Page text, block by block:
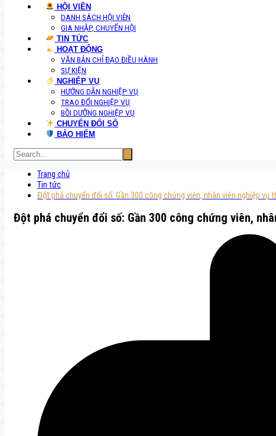
HỘI VIÊN
DANH SÁCH HỘI VIÊN
GIA NHẬP, CHUYỂN HỘI
TIN TỨC
HOẠT ĐỘNG
VĂN BẢN CHỈ ĐẠO ĐIỀU HÀNH
SỰ KIỆN
NGHIỆP VỤ
HƯỚNG DẪN NGHIỆP VỤ
TRAO ĐỔI NGHIỆP VỤ
BỒI DƯỠNG NGHIỆP VỤ
CHUYỂN ĐỔI SỐ
BẢO HIỂM
Trang chủ
Tin tức
Đột phá chuyển đổi số: Gần 300 công chứng viên, nhân viên nghiệp
Đột phá chuyển đổi số: Gần 300 công chứng viên,